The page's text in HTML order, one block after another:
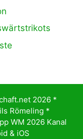
2026 *
Römeling *
WM 2026 Kanal
& iOS